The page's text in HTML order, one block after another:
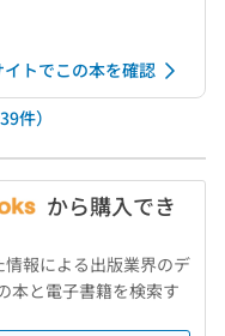
トでこの本を確認
件）
から購入でき
情報による出版業界のデ
本と電子書籍を検索す